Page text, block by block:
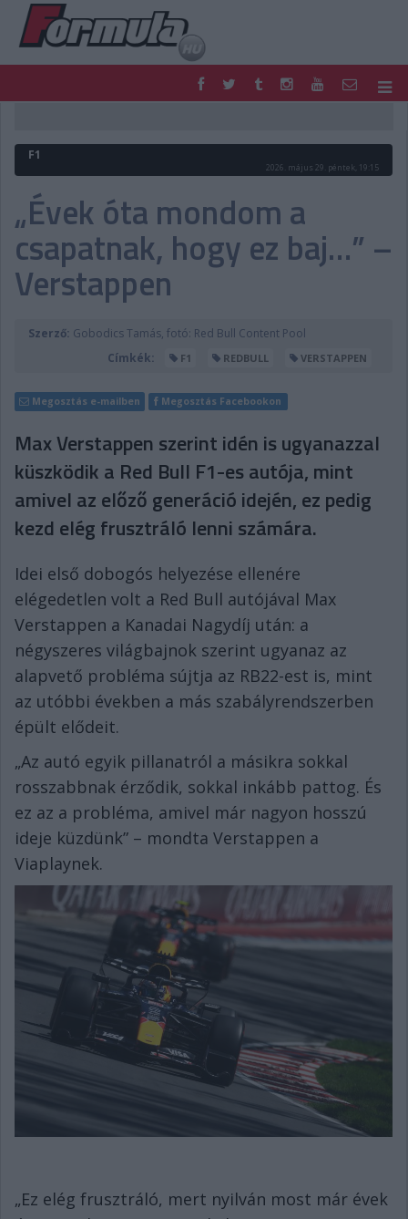
FORMULA
MOTOR
RETRO
PODCAST
SHOP
DIGITÁLIS MAGAZIN
PONTÁLLÁSOK
VERSENYNAPTÁRAK
F1
2026. május 29. péntek, 19:15
„Évek óta mondom a
csapatnak, hogy ez baj…” –
Verstappen
Szerző: Gobodics Tamás, fotó: Red Bull Content Pool
Címkék:
F1 REDBULL VERSTAPPEN
Megosztás e-mailben Megosztás Facebookon
Max Verstappen szerint idén is ugyanazzal
küszködik a Red Bull F1-es autója, mint
amivel az előző generáció idején, ez pedig
kezd elég frusztráló lenni számára.
Idei első dobogós helyezése ellenére
elégedetlen volt a Red Bull autójával Max
Verstappen a Kanadai Nagydíj után: a
négyszeres világbajnok szerint ugyanaz az
alapvető probléma sújtja az RB22-est is, mint
az utóbbi években a más szabályrendszerben
épült elődeit.
„Az autó egyik pillanatról a másikra sokkal
rosszabbnak érződik, sokkal inkább pattog. És
ez az a probléma, amivel már nagyon hosszú
ideje küzdünk” – mondta Verstappen a
Viaplaynek.
„Ez elég frusztráló, mert nyilván most már évek